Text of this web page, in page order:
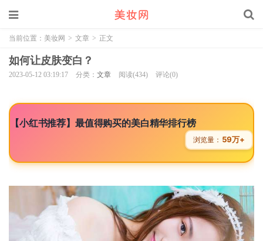
当前位置： 美妆网 > 文章 > 正文
如何让皮肤变白？
2023-05-12 03:19:17 分类： 文章 阅读(434) 评论(0)
【小红书推荐】最值得购买的美白精华排行榜
浏览量： 59万+